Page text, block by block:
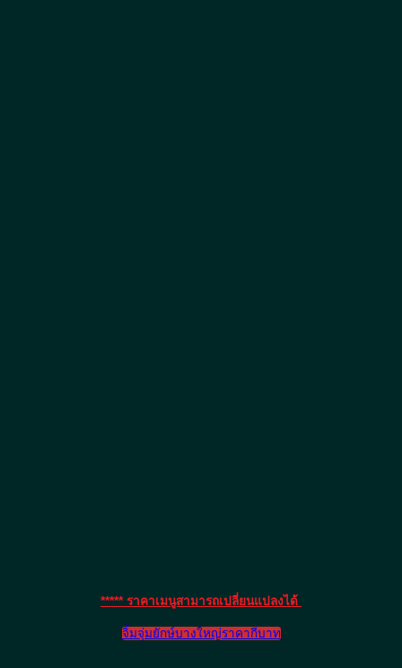
***** ราคาเมนูสามารถเปลี่ยนแปลงได้
จิ้มจุ่มยักษ์บางใหญ่ราคากี่บาท